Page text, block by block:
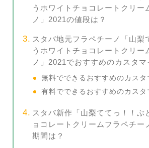
うホワイトチョコレートクリー
ノ」2021の値段は？
スタバ地元フラペチーノ「山梨
うホワイトチョコレートクリー
ノ」2021でおすすめのカスタマ
無料でできるおすすめのカスタ
有料でできるおすすめのカスタ
スタバ新作「山梨ててっ！！ぶ
ョコレートクリームフラペチー
期間は？